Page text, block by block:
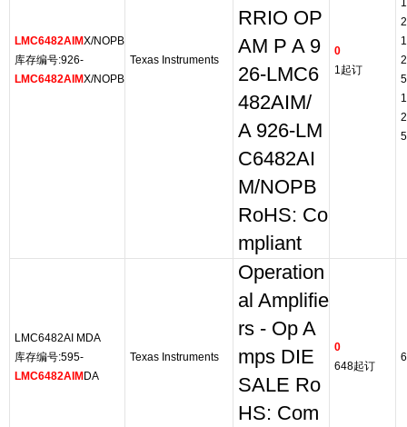
LMC6482AIMX/NOPB
库存编号:926-
LMC6482AIMX/NOPB
Texas Instruments
RRIO OP
AM P A 9
26-LMC6
482AIM/
A 926-LM
C6482AI
M/NOPB
RoHS: Co
mpliant
0
1起订
LMC6482AI MDA
库存编号:595-
LMC6482AIM DA
Texas Instruments
Operation
al Amplifie
rs - Op A
mps DIE
SALE Ro
HS: Com
0
648起订